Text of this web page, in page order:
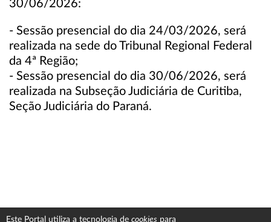
30/06/2026:
- Sessão presencial do dia 24/03/2026, será
realizada na sede do Tribunal Regional Federal
da 4ª Região;
- Sessão presencial do dia 30/06/2026, será
realizada na Subseção Judiciária de Curitiba,
Seção Judiciária do Paraná.
Este Portal utiliza a tecnologia de cookies para